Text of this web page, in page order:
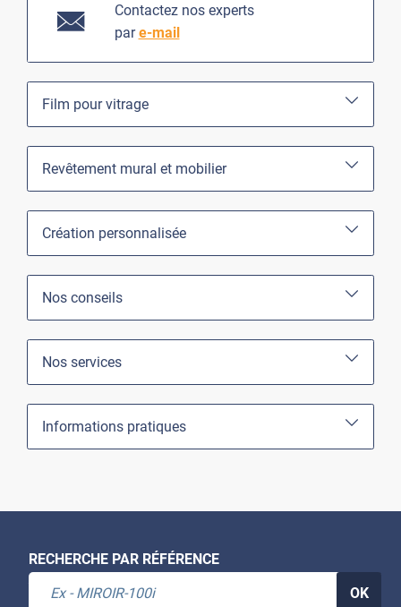
Contactez nos experts
pare-mail
Film pour vitrage
Revêtement mural et mobilier
Création personnalisée
Nos conseils
Nos services
Informations pratiques
RECHERCHE PAR RÉFÉRENCE
OK